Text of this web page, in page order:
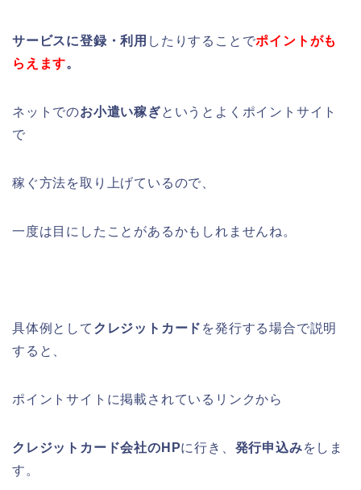
サービスに登録・利用 したりすることでポイントがも
らえます。
ネットでのお小遣い稼ぎというとよくポイントサイト
で
稼ぐ方法を取り上げているので、
一度は目にしたことがあるかもしれませんね。
具体例として クレジットカード を発行する場合で説明
すると、
ポイントサイトに掲載されているリンクから
クレジットカード会社のHPに行き、 発行申込みをしま
す。